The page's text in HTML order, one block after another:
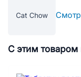
Cat Chow
С этим товаром